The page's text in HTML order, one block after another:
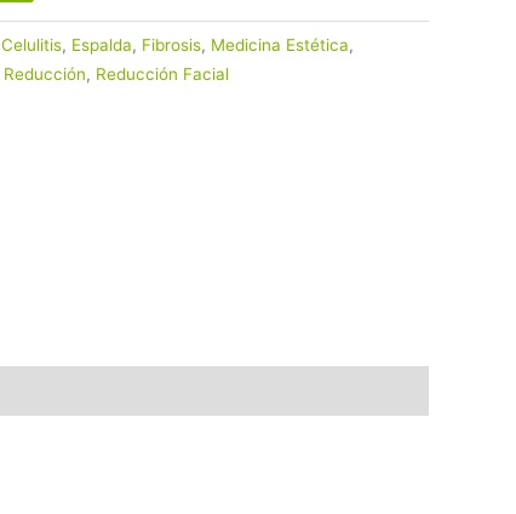
Celulitis, Espalda, Fibrosis, Medicina Estética,
Reducción, Reducción Facial